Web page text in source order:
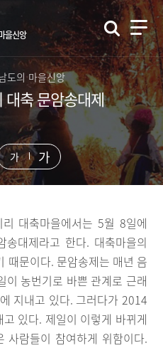
을신앙
도의 마을신앙
대축 문암송대제
가 가
대축마을에서는 5월 8일에
대제라고 한다. 대축마을의
때문이다. 문암송제는 매년 음
농번기로 바쁜 관계로 근래
지내고 있다. 그러다가 2014
있다. 제일이 이렇게 바뀌게
사람들이 참여하게 위함이다.